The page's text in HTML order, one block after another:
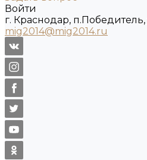
Войти
г. Краснодар,
mig2014@mig2014.ru